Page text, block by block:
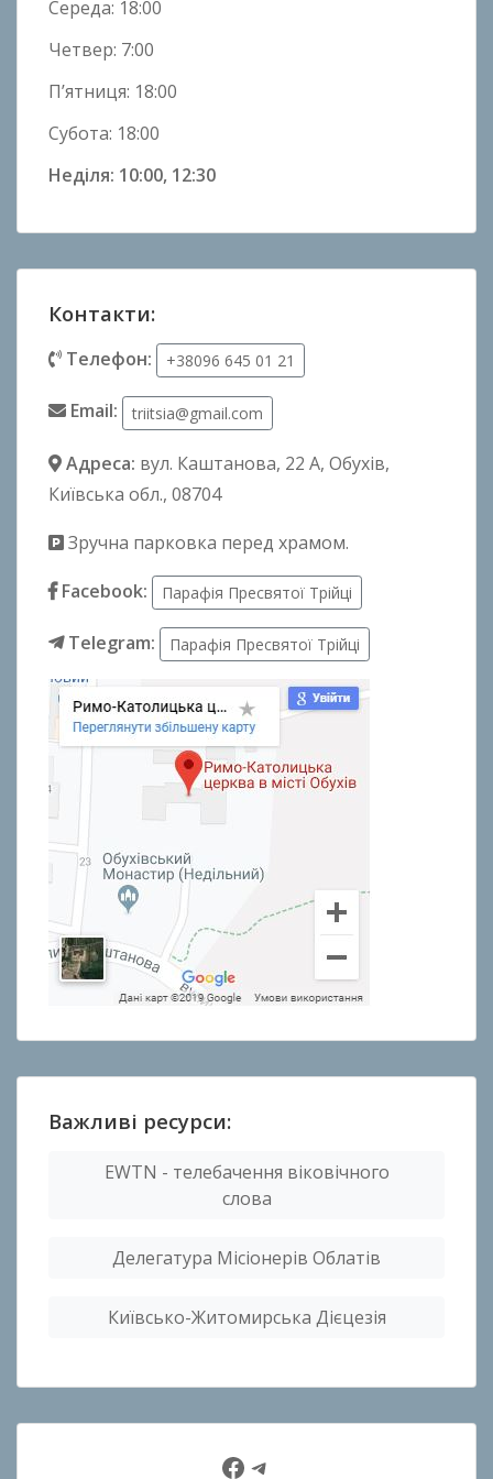
Середа: 18:00
Четвер: 7:00
П’ятниця: 18:00
Субота: 18:00
Неділя: 10:00, 12:30
Контакти:
Телефон: +38096 645 01 21
Email: triitsia@gmail.com
Адреса: вул. Каштанова, 22 А, Обухів,
Київська обл., 08704
Зручна парковка перед храмом.
Facebook:
Парафія Пресвятої Трійці
Telegram: Парафія Пресвятої Трійці
Важливі ресурси:
EWTN - телебачення віковічного
слова
Делегатура Місіонерів Облатів
Київсько-Житомирська Дієцезія
Facebook
Telegram